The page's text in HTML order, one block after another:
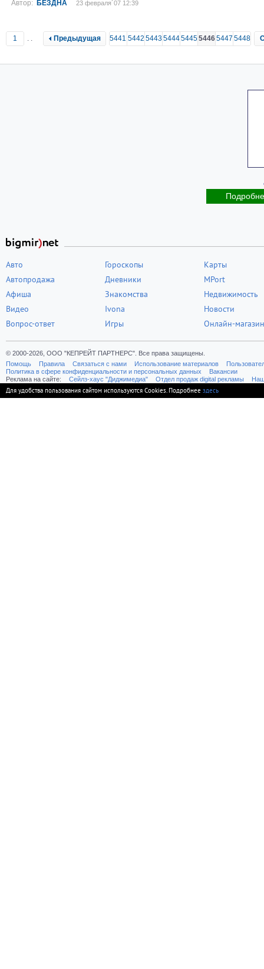
Автор: БЕЗДНА 23 февраля´07 12:39
1 .. Предыдущая 5441 5442 54435444544554465447 5448
Авто
Автопродажа
Афиша
Видео
Вопрос-ответ
Гороскопы
Дневники
Знакомства
Ivona
Игры
Карты
MPort
Недвижимость
Новости
Онлайн-магазин
© 2000-2026, ООО "КЕПРЕЙТ ПАРТНЕРС". Все права защищены.
Помощь
Правила Связаться с нами Использование материалов
Политика в сфере конфиденциальности и персональных данных
Вакансии
Реклама на сайте:
Cейлз-хаус "Диджимедиа" Отдел продаж digital рекламы
Для удобства пользования сайтом используются Cookies. Подробнее здесь